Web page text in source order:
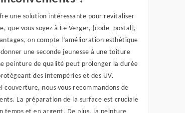
une solution intéressante pour revitaliser
vous soyez à Le Verger, {code_postal},
on compte l’amélioration esthétique
une seconde jeunesse à une toiture
peinture de qualité peut prolonger la durée
des intempéries et des UV.
couverture, nous vous recommandons de
La préparation de la surface est cruciale